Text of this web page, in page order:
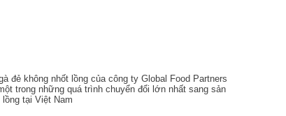
đẻ không nhốt lồng của công ty Global Food Partners
trong những quá trình chuyển đổi lớn nhất sang sản
tại Việt Nam